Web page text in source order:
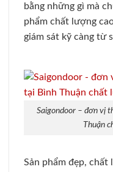
bằng những gì mà
phẩm chất lượng
giám sát kỹ càng từ
Saigondoor – đơn vị
Thuận
Sản phẩm đẹp,